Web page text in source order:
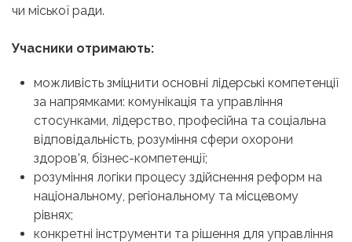
чи міської ради.
Учасники отримають:
можливість зміцнити основні лідерські компетенції
за напрямками: комунікація та управління
стосунками, лідерство, професійна та соціальна
відповідальність, розуміння сфери охорони
здоров’я, бізнес-компетенції;
розуміння логіки процесу здійснення реформ на
національному, регіональному та місцевому
рівнях;
конкретні інструменти та рішення для управління